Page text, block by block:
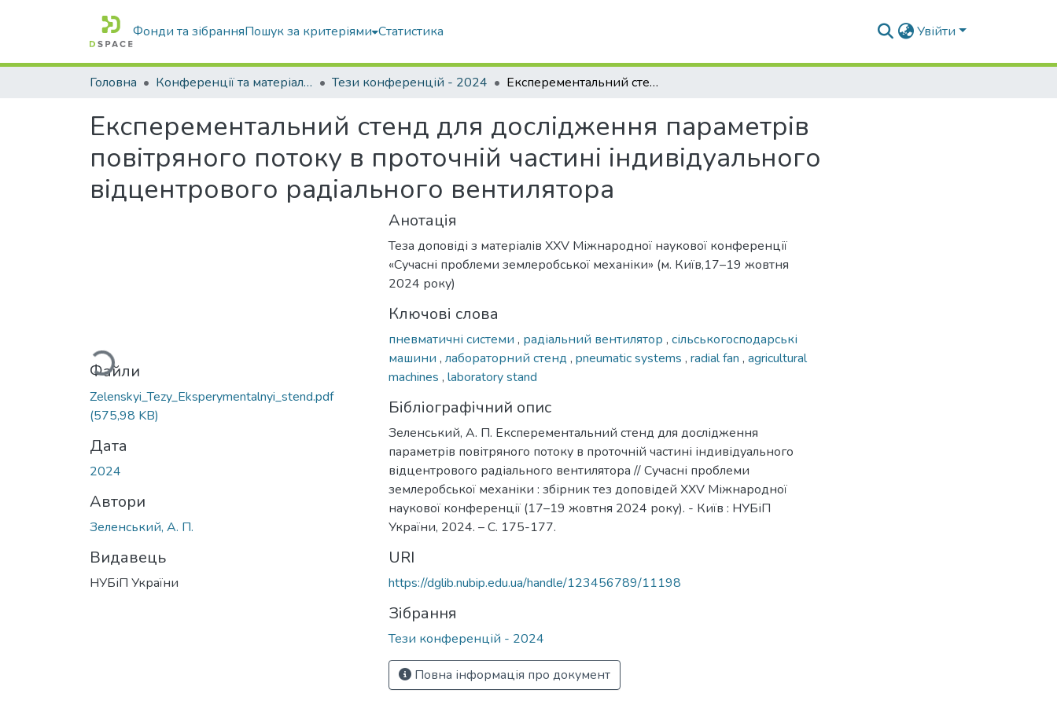
Фонди та зібранняПошук за критеріями Статистика Увійти
Головна Конференції та матеріали конференцій Тези конференцій - 2024 Експерементальний стенд для дослідження параметрів повітряного потоку в проточній частині індивідуального відцентрового радіального вентилятора
Експерементальний стенд для дослідження параметрів
повітряного потоку в проточній частині індивідуального
відцентрового радіального вентилятора
Вантажиться...
Файли
Zelenskyi_Tezy_Eksperymentalnyi_stend.pdf
(575,98 KB)
Дата
2024
Автори
Зеленський, А. П.
Видавець
НУБіП України
Анотація
Теза доповіді з матеріалів XХV Міжнародної наукової конференції
«Сучасні проблеми землеробської механіки» (м. Київ,17–19 жовтня
2024 року)
Ключові слова
пневматичні системи , радіальний вентилятор , сільськогосподарські
машини , лабораторний стенд , pneumatic systems , radial fan , agricultural
machines , laboratory stand
Бібліографічний опис
Зеленський, А. П. Експерементальний стенд для дослідження
параметрів повітряного потоку в проточній частині індивідуального
відцентрового радіального вентилятора // Сучасні проблеми
землеробської механіки : збірник тез доповідей XХV Міжнародної
наукової конференції (17–19 жовтня 2024 року). - Київ : НУБіП
України, 2024. – С. 175-177.
URI
https://dglib.nubip.edu.ua/handle/123456789/11198
Зібрання
Тези конференцій - 2024
Повна інформація про документ